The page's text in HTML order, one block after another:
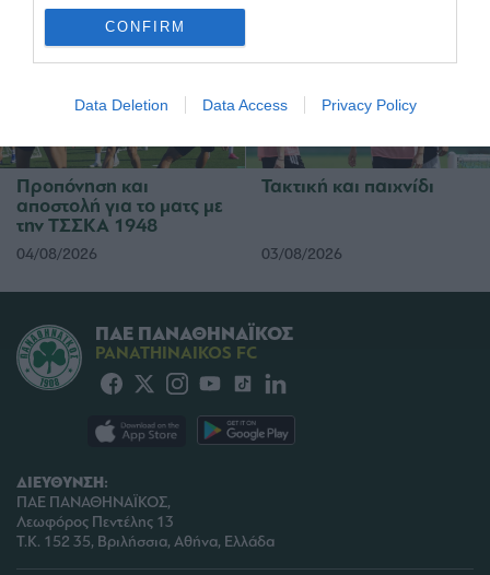
I want to allow Google to enable storage
related to personalization.
related to security, including authentication
user protection.
CONFIRM
Data Deletion Data Access Privacy Policy
Προπόνηση και
αποστολή για το ματς με
την ΤΣΣΚΑ 1948
04/08/2026
Τακτική και παιχνίδι
03/08/2026
ΔΙΕΥΘΥΝΣΗ:
ΠΑΕ ΠΑΝΑΘΗΝΑΪΚΟΣ,
Λεωφόρος Πεντέλης 13
Τ.Κ. 152 35, Βριλήσσια, Αθήνα, Ελλάδα
ΠΑΕ ΠΑΝΑΘΗΝΑΪΚΟΣ
PANATHINAIKOS FC